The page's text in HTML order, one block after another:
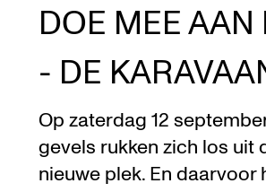
DOE MEE
- DE
Op zaterdag 12
gevels rukken zich los uit
nieuwe plek. En